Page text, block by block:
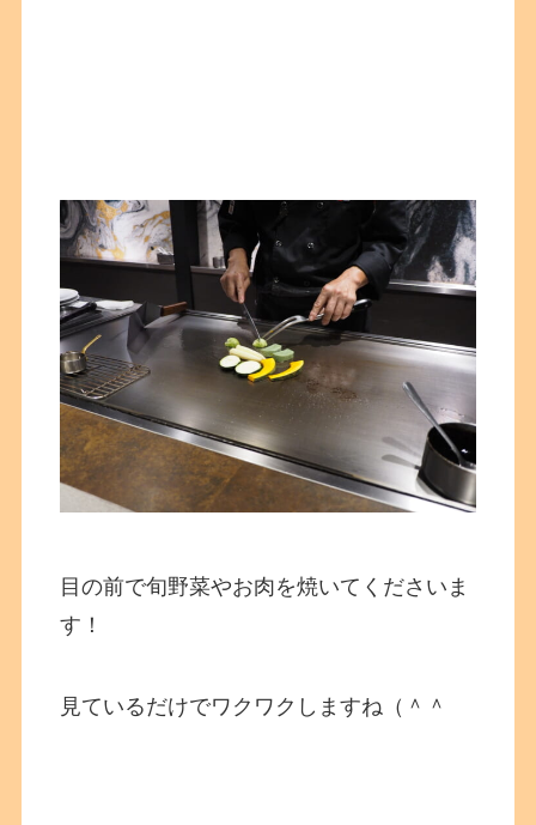
目の前で旬野菜やお肉を焼いてくださいま
す！
見ているだけでワクワクしますね（＾＾